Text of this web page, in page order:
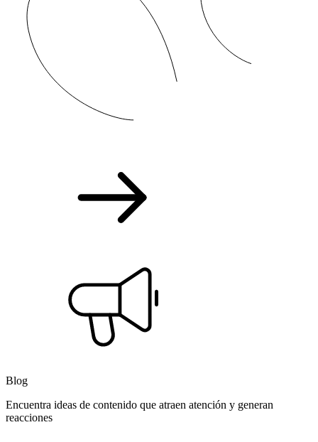
Blog
Encuentra ideas de contenido que atraen atención y generan
reacciones